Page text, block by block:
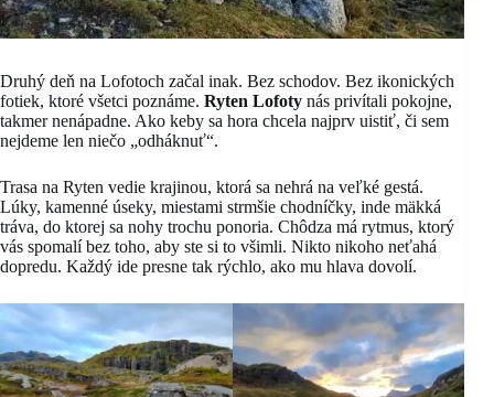
Druhý deň na Lofotoch začal inak. Bez schodov. Bez ikonických
fotiek, ktoré všetci poznáme. Ryten Lofoty nás privítali pokojne,
takmer nenápadne. Ako keby sa hora chcela najprv uistiť, či sem
nejdeme len niečo „odháknuť“.
Trasa na Ryten vedie krajinou, ktorá sa nehrá na veľké gestá.
Lúky, kamenné úseky, miestami strmšie chodníčky, inde mäkká
tráva, do ktorej sa nohy trochu ponoria. Chôdza má rytmus, ktorý
vás spomalí bez toho, aby ste si to všimli. Nikto nikoho neťahá
dopredu. Každý ide presne tak rýchlo, ako mu hlava dovolí.